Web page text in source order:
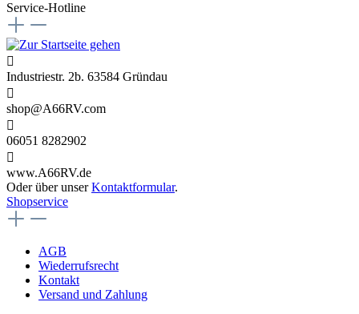
Service-Hotline
Industriestr. 2b. 63584 Gründau
shop@A66RV.com
06051 8282902
www.A66RV.de
Oder über unserKontaktformular.
Shopservice
AGB
Wiederrufsrecht
Kontakt
Versand und Zahlung